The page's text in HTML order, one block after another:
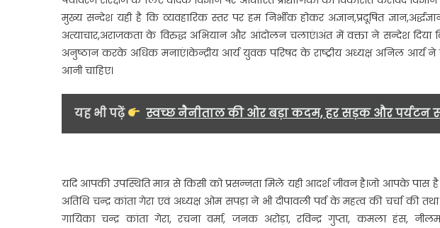
मुख्य सन्देश यही है कि व्यवहारिक स्तर पर हम निर्भीक होकर अज्ञान,प्रदूषित
अत्याचार,अराजकता के विरुद्ध अभियान और आंदोलन चलाएं।अंत में वक्ता ने सन्देश
अनुष्ठान करके अधिक मनाएं।केन्द्रीय आर्य युवक परिषद के राष्ट्रीय अध्यक्ष अनिल
आनी चाहिए।
यह भी पढ़ें स्वच्छ नैनीताल की ओर बड़ा कदम, हर सड़क और पर्यटन
यदि आपकी उपस्थिति मात्र से किसी को प्रसन्नता मिले यही आदर्श जीवन है।जो आपके
अतिथि चन्द्र कांता गेरा एवं अध्यक्ष ओम सपड़ा ने भी दीपावली पर्व के महत्व की चर्चा की तथा
गायिका चन्द्र कांता गेरा, रचना वर्मा, जनक अरोड़ा, रविन्द्र गुप्ता, कमला हंस,